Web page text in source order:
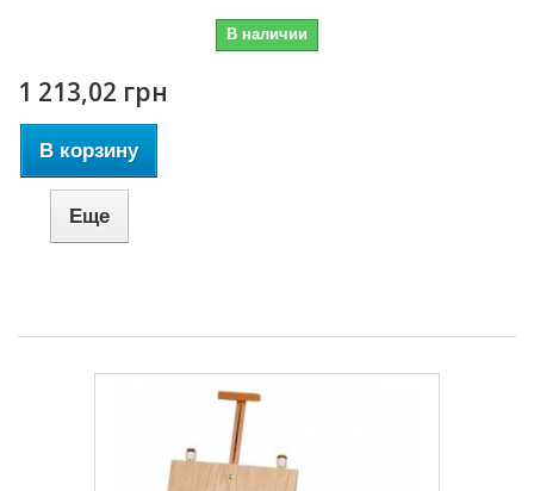
В наличии
1 213,02 грн
В корзину
Еще